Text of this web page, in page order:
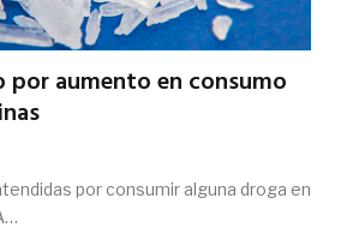
por aumento en consumo
por consumir alguna droga en